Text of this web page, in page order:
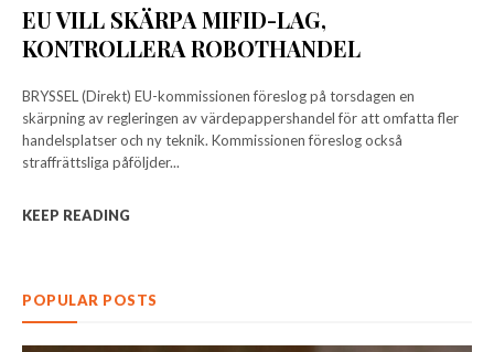
EU VILL SKÄRPA MIFID-LAG,
KONTROLLERA ROBOTHANDEL
BRYSSEL (Direkt) EU-kommissionen föreslog på torsdagen en
skärpning av regleringen av värdepappershandel för att omfatta fler
handelsplatser och ny teknik. Kommissionen föreslog också
straffrättsliga påföljder...
KEEP READING
POPULAR POSTS